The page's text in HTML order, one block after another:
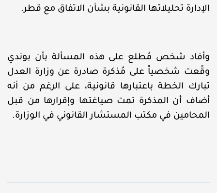
الإدارة تحليلاتها القانونية بشأن الاتفاق مع قطر.
وأفاد شخص مُطلع على هذه المسألة بأن بوندي
وقّعت شخصياً على مُذكرة صادرة عن وزارة العدل
تبارك الخطة باعتبارها قانونية، على الرغم من أنه
أضاف أن المذكرة تمت صياغتها وإقرارها من قبل
المحامين في مكتب المستشار القانوني في الوزارة.